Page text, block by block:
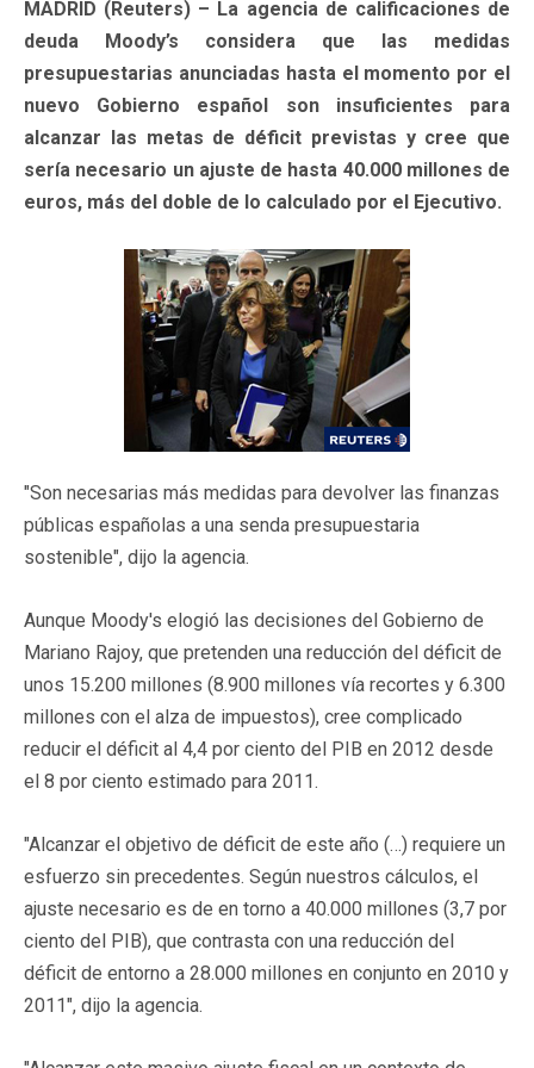
MADRID (Reuters) – La agencia de calificaciones de
deuda Moody’s considera que las medidas
presupuestarias anunciadas hasta el momento por el
nuevo Gobierno español son insuficientes para
alcanzar las metas de déficit previstas y cree que
sería necesario un ajuste de hasta 40.000 millones de
euros, más del doble de lo calculado por el Ejecutivo.
"Son necesarias más medidas para devolver las finanzas
públicas españolas a una senda presupuestaria
sostenible", dijo la agencia.
Aunque Moody's elogió las decisiones del Gobierno de
Mariano Rajoy, que pretenden una reducción del déficit de
unos 15.200 millones (8.900 millones vía recortes y 6.300
millones con el alza de impuestos), cree complicado
reducir el déficit al 4,4 por ciento del PIB en 2012 desde
el 8 por ciento estimado para 2011.
"Alcanzar el objetivo de déficit de este año (…) requiere un
esfuerzo sin precedentes. Según nuestros cálculos, el
ajuste necesario es de en torno a 40.000 millones (3,7 por
ciento del PIB), que contrasta con una reducción del
déficit de entorno a 28.000 millones en conjunto en 2010 y
2011", dijo la agencia.